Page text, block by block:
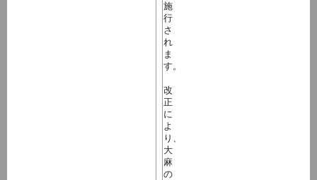
施
行
さ
れ
ま
す。
改
正
に
よ
り、
大
麻
の